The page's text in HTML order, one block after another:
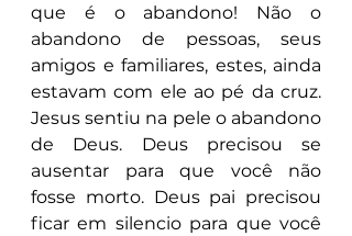
que é o abandono! Não o
abandono de pessoas, seus
amigos e familiares, estes, ainda
estavam com ele ao pé da cruz.
Jesus sentiu na pele o abandono
de Deus. Deus precisou se
ausentar para que você não
fosse morto. Deus pai precisou
ficar em silencio para que você